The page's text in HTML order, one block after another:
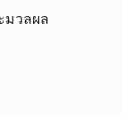
มวลผล